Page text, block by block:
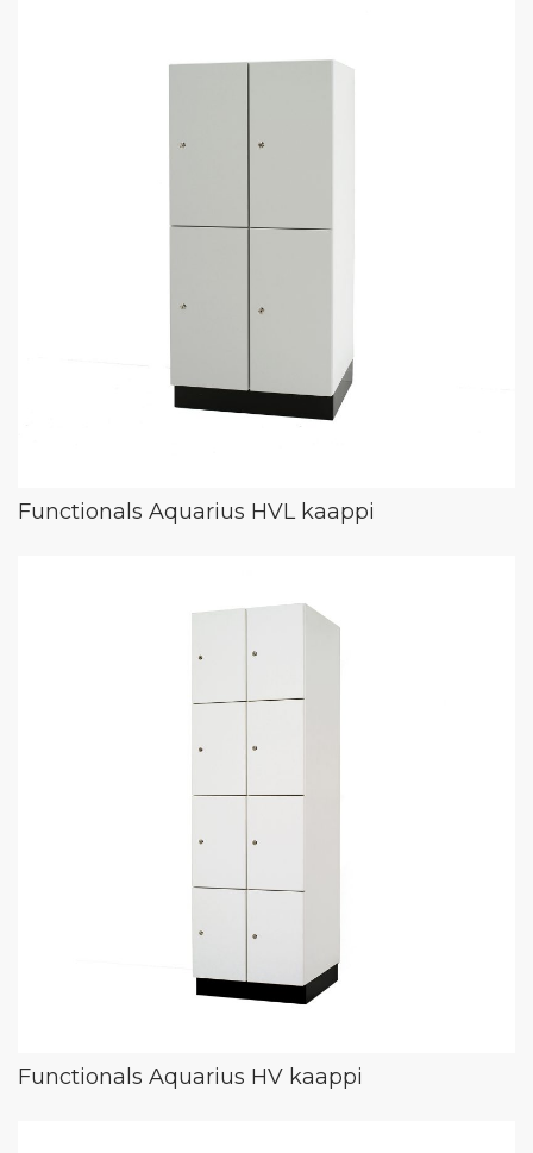
Functionals Aquarius HVL kaappi
Functionals Aquarius HV kaappi